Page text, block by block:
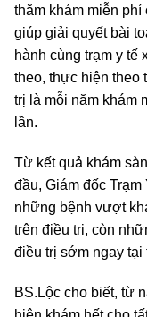
thăm khám miễn
giúp giải quyết bài
hành cùng trạm y tế
theo, thực hiện theo
trị là mỗi năm khám
lần.
Từ kết quả khám
đầu, Giám đốc
những bệnh vượt
trên điều trị, còn
điều trị sớm ngay tại
BS.Lộc cho biết, từ